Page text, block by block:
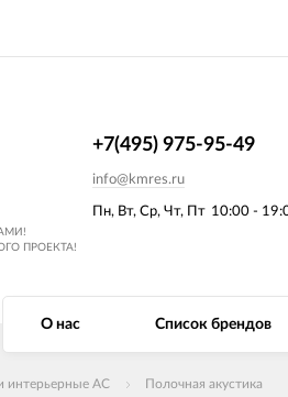
ПРОЕКТА!
Пн, Вт, Ср, Чт, Пт 10:00 -
+7(495) 975-95-49
info@kmres.ru
О нас Список брендов
интерьерные АС Полочная акустика